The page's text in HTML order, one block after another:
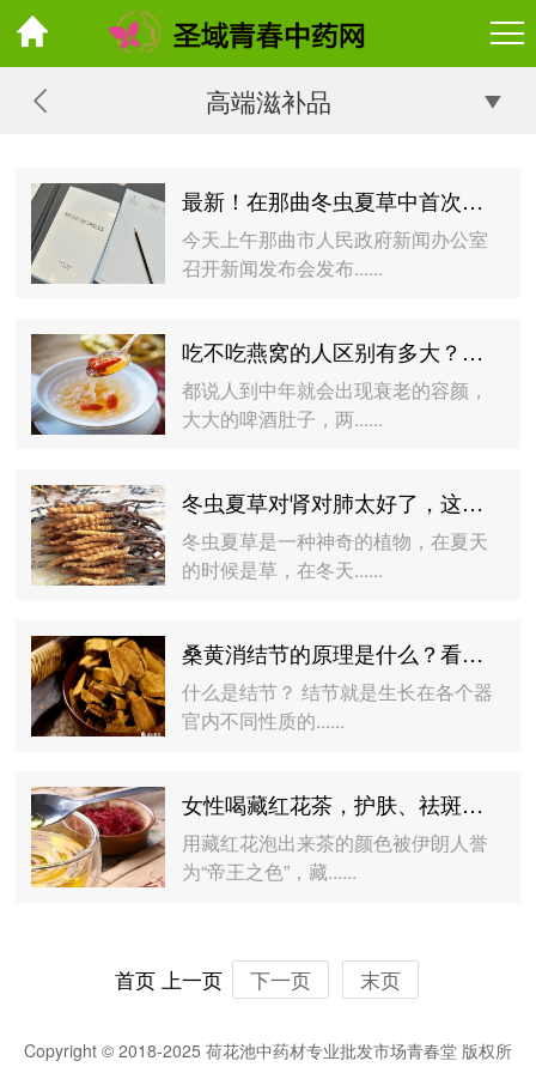
高端滋补品
最新！在那曲冬虫夏草中首次发现4种药用活性成分（长春西汀、依那普利拉、倍他洛尔、贝沙罗汀）
今天上午那曲市人民政府新闻办公室
召开新闻发布会发布......
吃不吃燕窝的人区别有多大？看完这10张图恍然大悟
都说人到中年就会出现衰老的容颜，
大大的啤酒肚子，两......
冬虫夏草对肾对肺太好了，这样配伍效果更佳！
冬虫夏草是一种神奇的植物，在夏天
的时候是草，在冬天......
桑黄消结节的原理是什么？看完就懂了！
什么是结节？ 结节就是生长在各个器
官内不同性质的......
女性喝藏红花茶，护肤、祛斑、改善月经不调…藏红花这样吃才有效！
用藏红花泡出来茶的颜色被伊朗人誉
为“帝王之色”，藏......
首页 上一页 下一页 末页
Copyright © 2018-2025 荷花池中药材专业批发市场青春堂 版权所